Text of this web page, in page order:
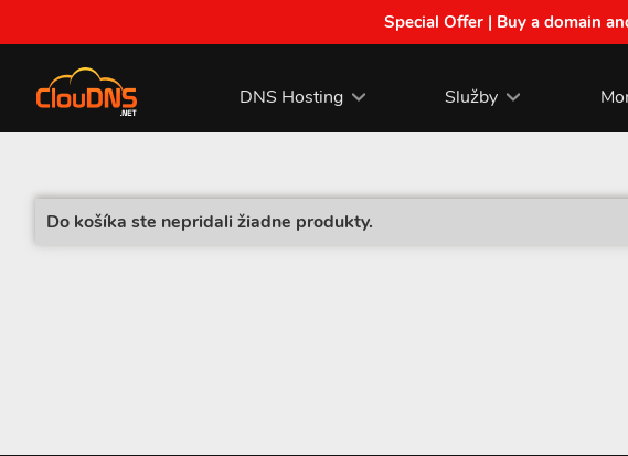
Special Offer | Buy a domain
DNS Hosting Služby
Do košíka ste nepridali žiadne produkty.